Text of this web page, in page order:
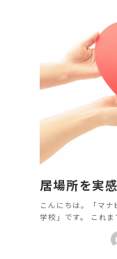
居場所を実
こんにちは。「マ
学校」です。 これ